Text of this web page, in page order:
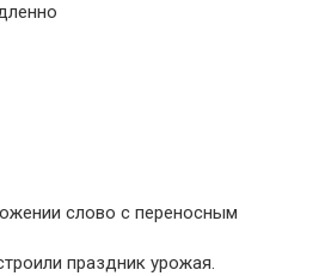
слово с переносным
праздник урожая.